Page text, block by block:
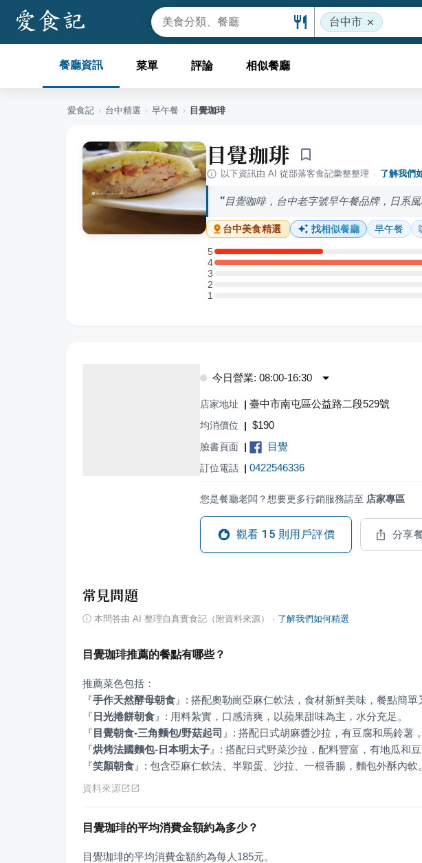
台中市
餐廳資訊 菜單 評論 相似餐廳
愛食記 › 台中精選 › 早午餐 › 目覺珈琲
目覺珈琲
以下資訊由 AI 從部落客食記彙整整理 · 了解我們
目覺咖啡，台中老字號早午餐品牌，日系
台中美食精選 找相似餐廳 早午餐
5
5 星：1 則評論
4
4 星：2 則評論
3
3 星：0 則評論
2
2 星：0 則評論
11 星：0 則評論
今日營業: 08:00-16:30
店家地址 | 臺中市南屯區公益路二段529號
均消價位 | $190
臉書頁面 | 目覺
訂位電話 | 0422546336
您是餐廳老闆？想要更多行銷服務請至 店家專區
觀看 15 則用戶評價 分享
常見問題
ⓘ 本問答由 AI 整理自真實食記（附資料來源） · 了解我們如何精選
目覺珈琲推薦的餐點有哪些？
『手作天然酵母朝食 』
『 日光捲餅朝食 』
『 目覺朝食-三角麵包/野菇起司 』
『烘烤法國麵包-日本明太子 』
『笑顏朝食 』 : 包含亞麻仁軟法、半顆蛋、沙拉、一根香腸，麵包外酥內軟。
資料來源
目覺珈琲的平均消費金額約為多少？
目覺珈琲的平均消費金額約為每人185元。